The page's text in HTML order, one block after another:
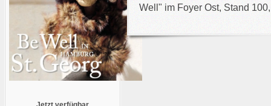
Well" im Foyer Ost, Stand